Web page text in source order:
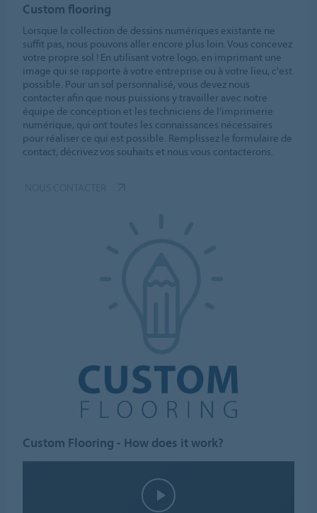
Custom flooring
Lorsque la collection de dessins numériques existante ne
suffit pas, nous pouvons aller encore plus loin. Vous concevez
votre propre sol ! En utilisant votre logo, en imprimant une
image qui se rapporte à votre entreprise ou à votre lieu, c'est
possible. Pour un sol personnalisé, vous devez nous
contacter afin que nous puissions y travailler avec notre
équipe de conception et les techniciens de l'imprimerie
numérique, qui ont toutes les connaissances nécessaires
pour réaliser ce qui est possible. Remplissez le formulaire de
contact, décrivez vos souhaits et nous vous contacterons.
Custom Flooring - How does it work?